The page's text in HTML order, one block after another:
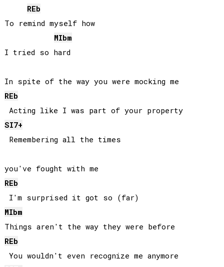
REb
To remind myself how
MIbm
I tried so hard
REb
Acting like I was part of your property
SI7+
Remembering all the times
REb
MIbm
REb